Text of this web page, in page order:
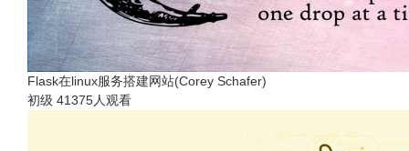
Flask在linux服务搭建网站(Corey Schafer)
初级 41375人观看